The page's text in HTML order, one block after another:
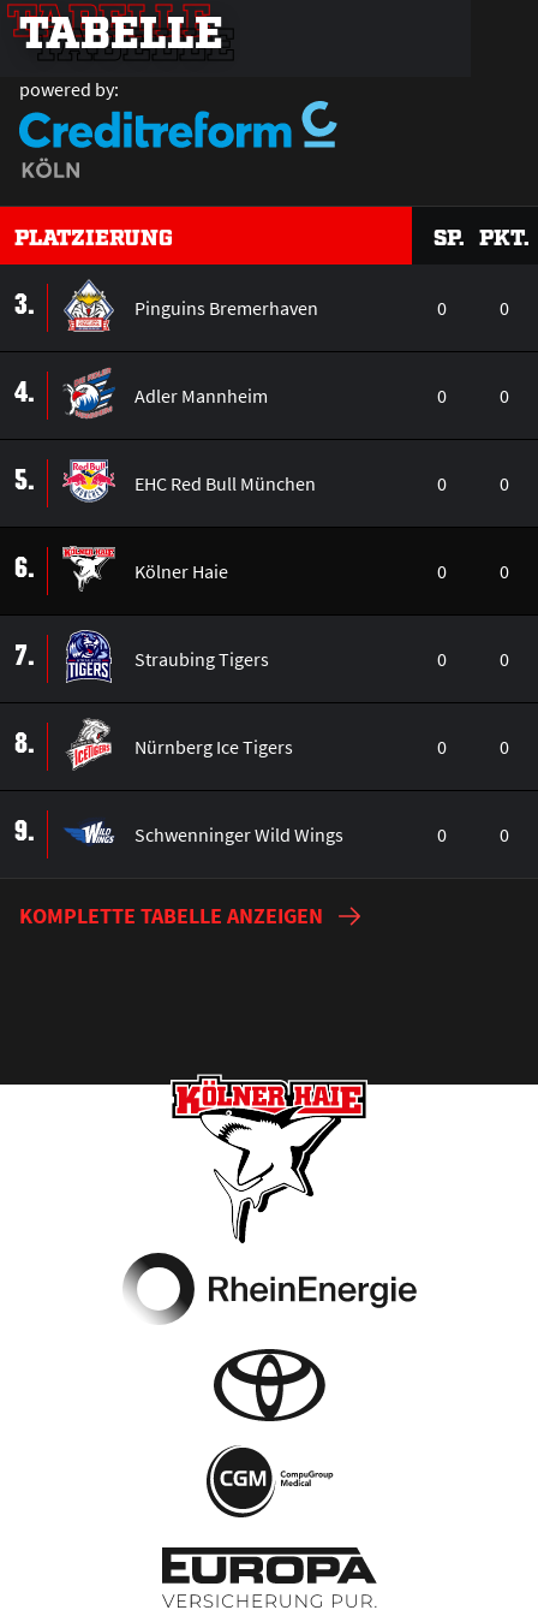
TABELLE
TABELLE
TABELLE
powered by:
PLATZIERUNG SP. PKT.
3. Pinguins Bremerhaven 0 0
4. Adler Mannheim 0 0
5. EHC Red Bull München 0 0
6. Kölner Haie 0 0
7. Straubing Tigers 0 0
8. Nürnberg Ice Tigers 0 0
9. Schwenninger Wild Wings 0 0
KOMPLETTE TABELLE ANZEIGEN